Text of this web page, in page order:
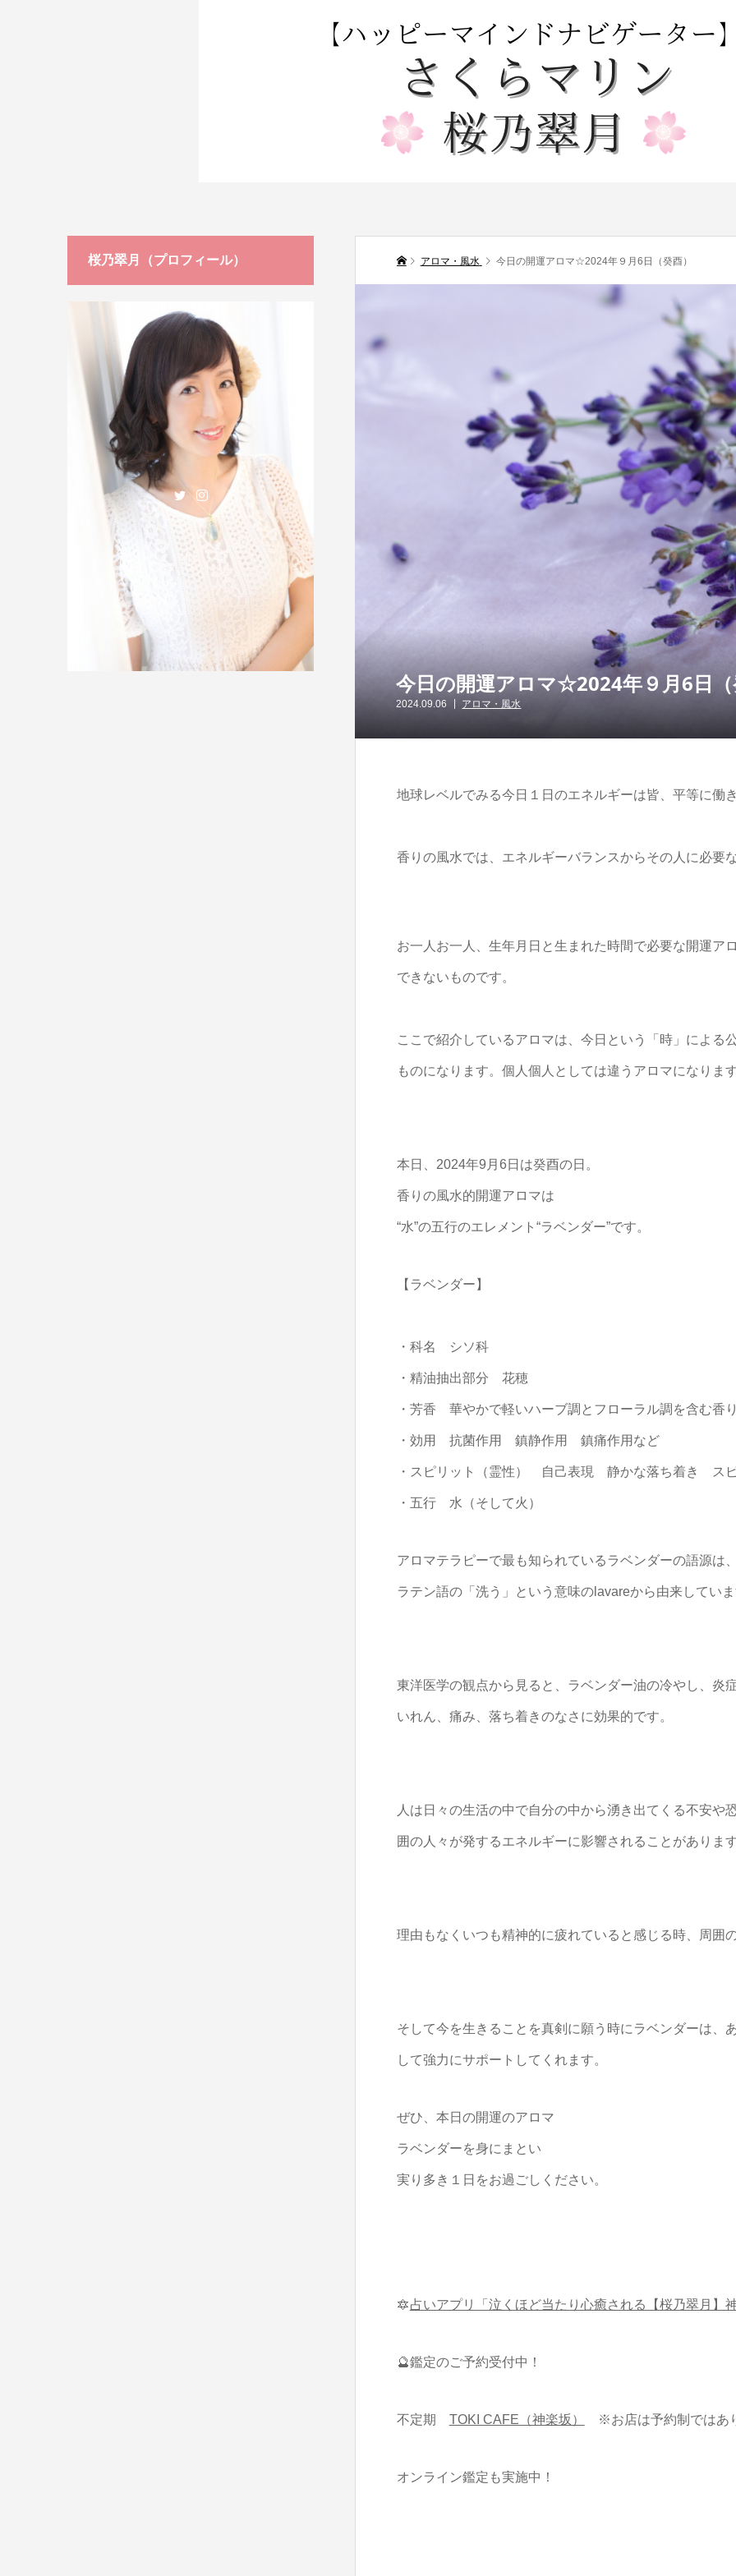
アロマ・風水 今日の開運アロマ☆2024年９月6日（癸酉）
今日の開運アロマ☆2024年９月6日
2024.09.06 アロマ・風水
地球レベルでみる今日１日のエネルギーは皆、平等に働
香りの風水では、エネルギーバランスからその人に必要
お一人お一人、生年月日と生まれた時間で必要な開運ア
できないものです。
ここで紹介しているアロマは、今日という「時」による
ものになります。個人個人としては違うアロマになりま
本日、2024年9月6日は癸酉の日。
香りの風水的開運アロマは
“水”の五行のエレメント“ラベンダー”です。
【ラベンダー】
・科名 シソ科
・精油抽出部分 花穂
・芳香 華やかで軽いハーブ調とフローラル調を含む香
・効用 抗菌作用 鎮静作用 鎮痛作用など
・スピリット（霊性） 自己表現 静かな落ち着き ス
・五行 水（そして火）
アロマテラピーで最も知られているラベンダーの語源は
ラテン語の「洗う」という意味のlavareから由来してい
東洋医学の観点から見ると、ラベンダー油の冷やし、炎
いれん、痛み、落ち着きのなさに効果的です。
人は日々の生活の中で自分の中から湧き出てくる不安や
囲の人々が発するエネルギーに影響されることがありま
理由もなくいつも精神的に疲れていると感じる時、周囲
そして今を生きることを真剣に願う時にラベンダーは、
して強力にサポートしてくれます。
ぜひ、本日の開運のアロマ
ラベンダーを身にまとい
実り多き１日をお過ごしください。
🔯占いアプリ「泣くほど当たり心癒される【桜乃翠月】
🔮鑑定のご予約受付中！
不定期 TOKI CAFE（神楽坂） ※お店は予約制ではあ
オンライン鑑定も実施中！
桜乃翠月（プロフィール）